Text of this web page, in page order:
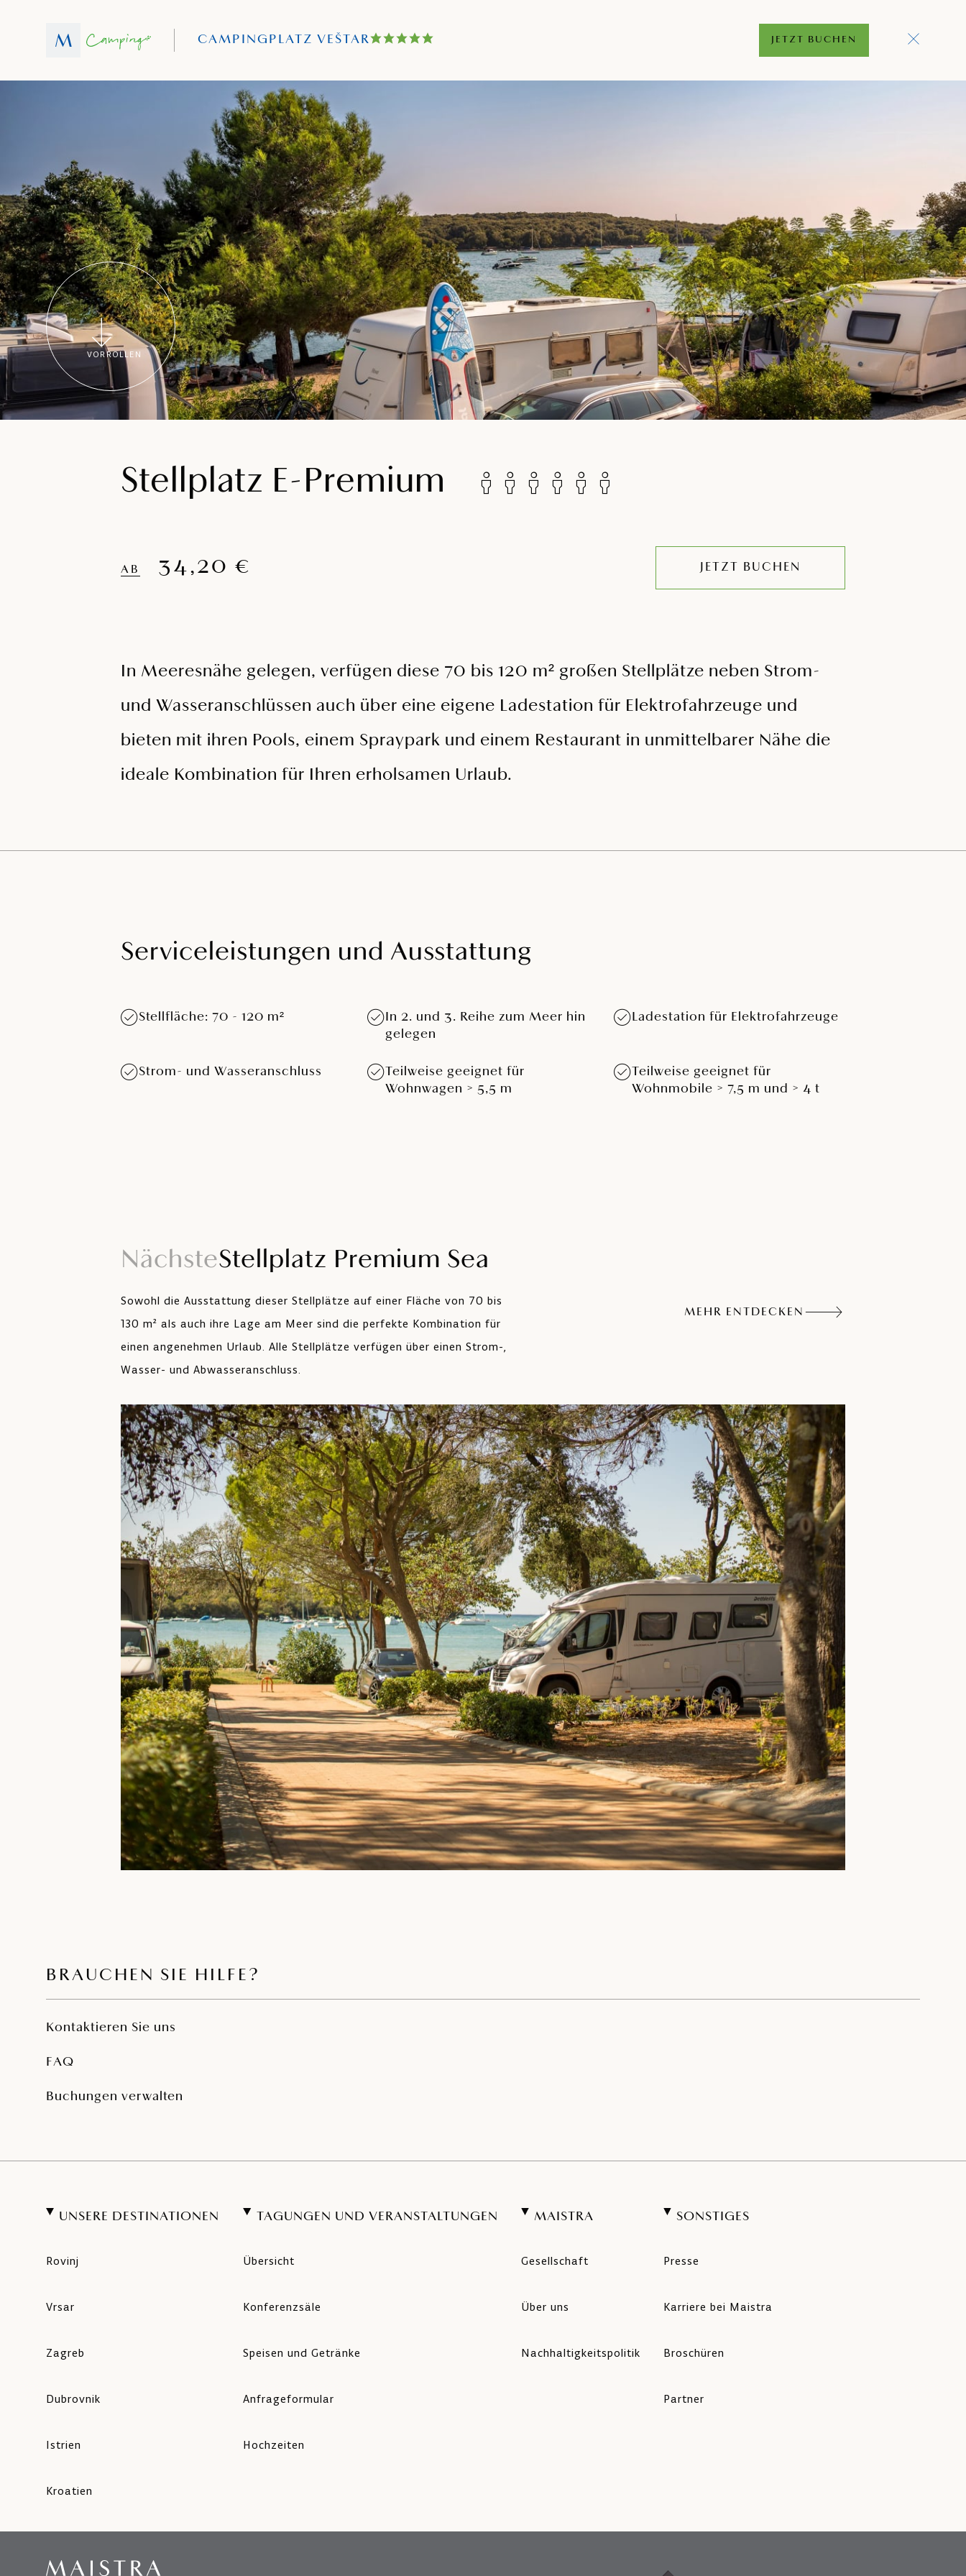
CAMPINGPLATZ VEŠTAR JETZT BUCHEN
VORROLLEN
Stellplatz E-Premium
AB 34,20 € JETZT BUCHEN
In Meeresnähe gelegen, verfügen diese 70 bis 120 m² großen Stellplätze neben Strom-
und Wasseranschlüssen auch über eine eigene Ladestation für Elektrofahrzeuge und
bieten mit ihren Pools, einem Spraypark und einem Restaurant in unmittelbarer Nähe die
ideale Kombination für Ihren erholsamen Urlaub.
Serviceleistungen und Ausstattung
Stellfläche: 70 - 120 m²
In 2. und 3. Reihe zum Meer hin
gelegen
Ladestation für Elektrofahrzeuge
Strom- und Wasseranschluss
Teilweise geeignet für
Wohnwagen > 5,5 m
Teilweise geeignet für
Wohnmobile > 7,5 m und > 4 t
NächsteStellplatz Premium Sea
Sowohl die Ausstattung dieser Stellplätze auf einer Fläche von 70 bis
130 m² als auch ihre Lage am Meer sind die perfekte Kombination für
einen angenehmen Urlaub. Alle Stellplätze verfügen über einen Strom-,
Wasser- und Abwasseranschluss.
MEHR ENTDECKEN
BRAUCHEN SIE HILFE?
Kontaktieren Sie uns
FAQ
Buchungen verwalten
UNSERE DESTINATIONEN
Rovinj
Vrsar
Zagreb
Dubrovnik
Istrien
Kroatien
TAGUNGEN UND VERANSTALTUNGEN
Übersicht
Konferenzsäle
Speisen und Getränke
Anfrageformular
Hochzeiten
MAISTRA
Gesellschaft
Über uns
Nachhaltigkeitspolitik
SONSTIGES
Presse
Karriere bei Maistra
Broschüren
Partner